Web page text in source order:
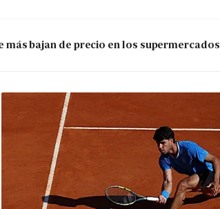
bajan de precio en los supermercados